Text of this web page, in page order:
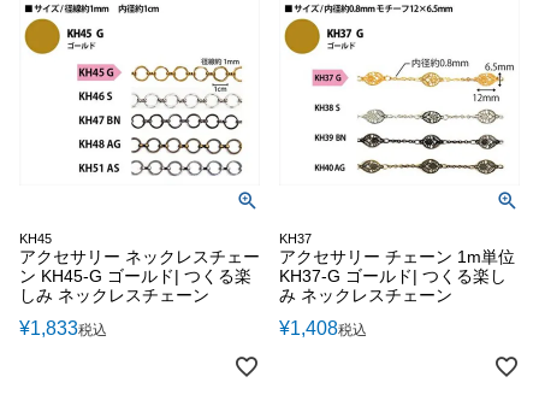
KH45
アクセサリー ネックレスチェー
ン KH45-G ゴールド| つくる楽
しみ ネックレスチェーン
¥1,833税込
KH37
アクセサリー チェーン 1m単位
KH37-G ゴールド| つくる楽し
み ネックレスチェーン
¥1,408税込